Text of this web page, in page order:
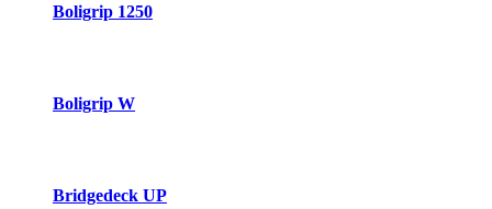
Boligrip 1250
Boligrip W
Bridgedeck UP